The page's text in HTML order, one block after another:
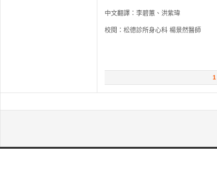
中文翻譯：李碧蕙、洪紫瑋
校閱：松德診所身心科 楊景然醫師
1